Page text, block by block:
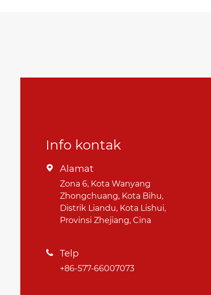
Info kontak
 Alamat
Zona 6, Kota Wanyang
Zhongchuang, Kota Bihu,
Distrik Liandu, Kota Lishui,
Provinsi Zhejiang, Cina
 Telp
+86-577-66007073